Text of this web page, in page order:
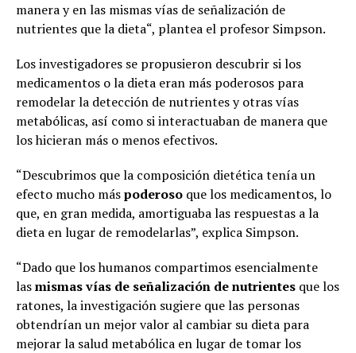
manera y en las mismas vías de señalización de
nutrientes que la dieta“, plantea el profesor Simpson.
Los investigadores se propusieron descubrir si los
medicamentos o la dieta eran más poderosos para
remodelar la detección de nutrientes y otras vías
metabólicas, así como si interactuaban de manera que
los hicieran más o menos efectivos.
“Descubrimos que la composición dietética tenía un
efecto mucho máspoderoso que los medicamentos, lo
que, en gran medida, amortiguaba las respuestas a la
dieta en lugar de remodelarlas”, explica Simpson.
“Dado que los humanos compartimos esencialmente
lasmismas vías de señalización de nutrientes que los
ratones, la investigación sugiere que las personas
obtendrían un mejor valor al cambiar su dieta para
mejorar la salud metabólica en lugar de tomar los